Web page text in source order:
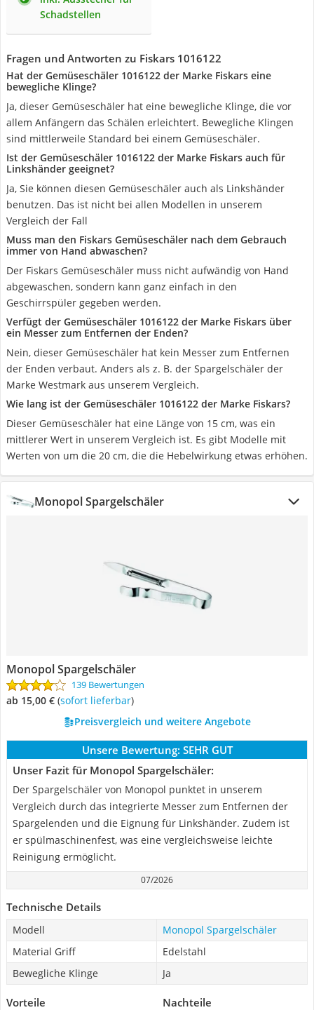
Schadstellen
Fragen und Antworten zu Fiskars 1016122
Hat der Gemüseschäler 1016122 der Marke Fiskars eine
bewegliche Klinge?
Ja, dieser Gemüseschäler hat eine bewegliche Klinge, die vor
allem Anfängern das Schälen erleichtert. Bewegliche Klingen
sind mittlerweile Standard bei einem Gemüseschäler.
Ist der Gemüseschäler 1016122 der Marke Fiskars auch für
Linkshänder geeignet?
Ja, Sie können diesen Gemüseschäler auch als Linkshänder
benutzen. Das ist nicht bei allen Modellen in unserem
Vergleich der Fall
Muss man den Fiskars Gemüseschäler nach dem Gebrauch
immer von Hand abwaschen?
Der Fiskars Gemüseschäler muss nicht aufwändig von Hand
abgewaschen, sondern kann ganz einfach in den
Geschirrspüler gegeben werden.
Verfügt der Gemüseschäler 1016122 der Marke Fiskars über
ein Messer zum Entfernen der Enden?
Nein, dieser Gemüseschäler hat kein Messer zum Entfernen
der Enden verbaut. Anders als z. B. der Spargelschäler der
Marke Westmark aus unserem Vergleich.
Wie lang ist der Gemüseschäler 1016122 der Marke Fiskars?
Dieser Gemüseschäler hat eine Länge von 15 cm, was ein
mittlerer Wert in unserem Vergleich ist. Es gibt Modelle mit
Werten von um die 20 cm, die die Hebelwirkung etwas erhöhen.
Monopol Spargelschäler
Monopol Spargelschäler
139 Bewertungen
ab 15,00 € ( Sofort lieferbar)
Preisvergleich und weitere Angebote
Unsere Bewertung: SEHR GUT
Unser Fazit für Monopol Spargelschäler:
Der Spargelschäler von Monopol punktet in unserem
Vergleich durch das integrierte Messer zum Entfernen der
Spargelenden und die Eignung für Linkshänder. Zudem ist
er spülmaschinenfest, was eine vergleichsweise leichte
Reinigung ermöglicht.
07/2026
Technische Details
Modell
Monopol Spargelschäler
Material Griff
Edelstahl
Bewegliche Klinge
Ja
Vorteile Nachteile